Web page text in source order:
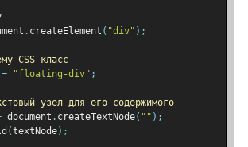
. createElement ( "div" );
CSS класс
= "floating-div" ;
узел для его содержимого
document . createTextNode( "" );
(textNode);